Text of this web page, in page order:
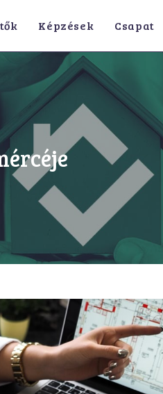
Képzések Csapat